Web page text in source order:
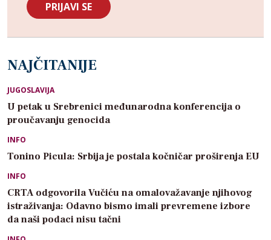
NAJČITANIJE
JUGOSLAVIJA
U petak u Srebrenici međunarodna konferencija o
proučavanju genocida
INFO
Tonino Picula: Srbija je postala kočničar proširenja EU
INFO
CRTA odgovorila Vučiću na omalovažavanje njihovog
istraživanja: Odavno bismo imali prevremene izbore
da naši podaci nisu tačni